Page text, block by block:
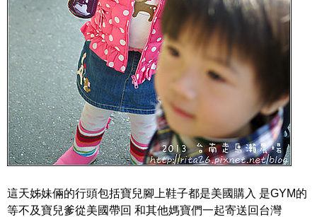
這天姊妹倆的行頭包括寶兒腳上鞋子都是美國購入 是GYM的
等不及寶兒爹從美國帶回 和其他媽寶們一起寄送回台灣